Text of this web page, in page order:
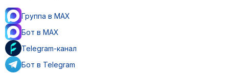
Группа в MAX
Бот в MAX
Telegram-канал
Бот в Telegram